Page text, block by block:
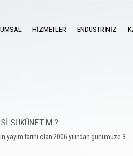
HİZMETLER ENDÜSTRİNİZ
SÜKÛNET Mİ?
yayım tarihi olan 2006 yılından günümüze 3...